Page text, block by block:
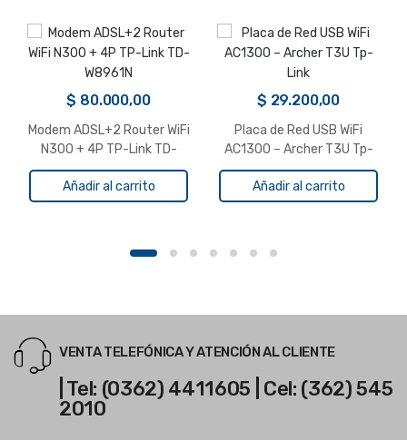
$ 80.000,00
Modem ADSL+2 Router WiFi
N300 + 4P TP-Link TD-
W8961N
Añadir al carrito
$ 29.200,00
Placa de Red USB WiFi
AC1300 – Archer T3U Tp-
Link
Añadir al carrito
VENTA TELEFÓNICA Y ATENCIÓN AL CLIENTE
| Tel: (0362) 4411605 | Cel: (362) 545
2010